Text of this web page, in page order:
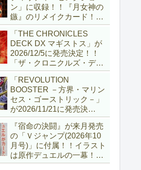
の2種を強力にサポートし
ていますね！！【遊戯王
OCG】
ン」に収録！！『月女神の
鏃』のリメイクカード！！
選出傾向が読めなくなりま
したが、後攻向けとは言え
無効化範囲の広がった『墓
穴の指名者』はめちゃくち
ゃ強力ですね！？【遊戯王
OCG】
「THE CHRONICLES
DECK DX マギストス」が
2026/12/5に発売決定！！
「ザ・クロニクルズ・デッ
キ」がリニューアル！！第
1弾は「マギストス」と
「エンディミオン」が選出
されています！！【遊戯王
OCG】
「REVOLUTION
BOOSTER －方界・マリン
セス・ゴーストリック－」
が2026/11/21に発売決
定！！「レボリューション
ブースター」の第2弾！！
今回は前回以上に個性派揃
いとなりましたね～。【遊
戯王OCG】
『宿命の決闘』が来月発売
の「Ｖジャンプ(2026年10
月号)」に付属！！イラスト
は原作デュエルの一幕！！
初期型デュエルディスクの